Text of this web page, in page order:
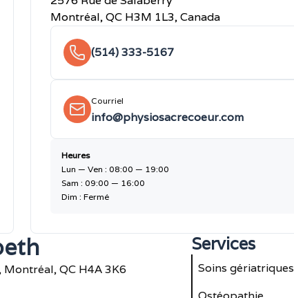
Montréal, QC H3M 1L3, Canada
(514) 333-5167
Courriel
info@physiosacrecoeur.com
Heures
Lun — Ven : 08:00 — 19:00
Sam : 09:00 — 16:00
Dim : Fermé
QC H4A 3K6
Services
Soins gériatriques